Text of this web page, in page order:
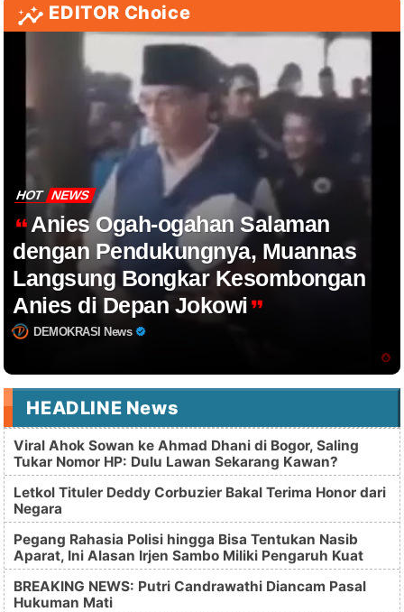
EDITOR Choice
HOT NEWS
Anies Ogah-ogahan Salaman
dengan Pendukungnya, Muannas
Langsung Bongkar Kesombongan
Anies di Depan Jokowi
DEMOKRASI News
HEADLINE News
Viral Ahok Sowan ke Ahmad Dhani di Bogor, Saling
Tukar Nomor HP: Dulu Lawan Sekarang Kawan?
Letkol Tituler Deddy Corbuzier Bakal Terima Honor dari
Negara
Pegang Rahasia Polisi hingga Bisa Tentukan Nasib
Aparat, Ini Alasan Irjen Sambo Miliki Pengaruh Kuat
BREAKING NEWS: Putri Candrawathi Diancam Pasal
Hukuman Mati